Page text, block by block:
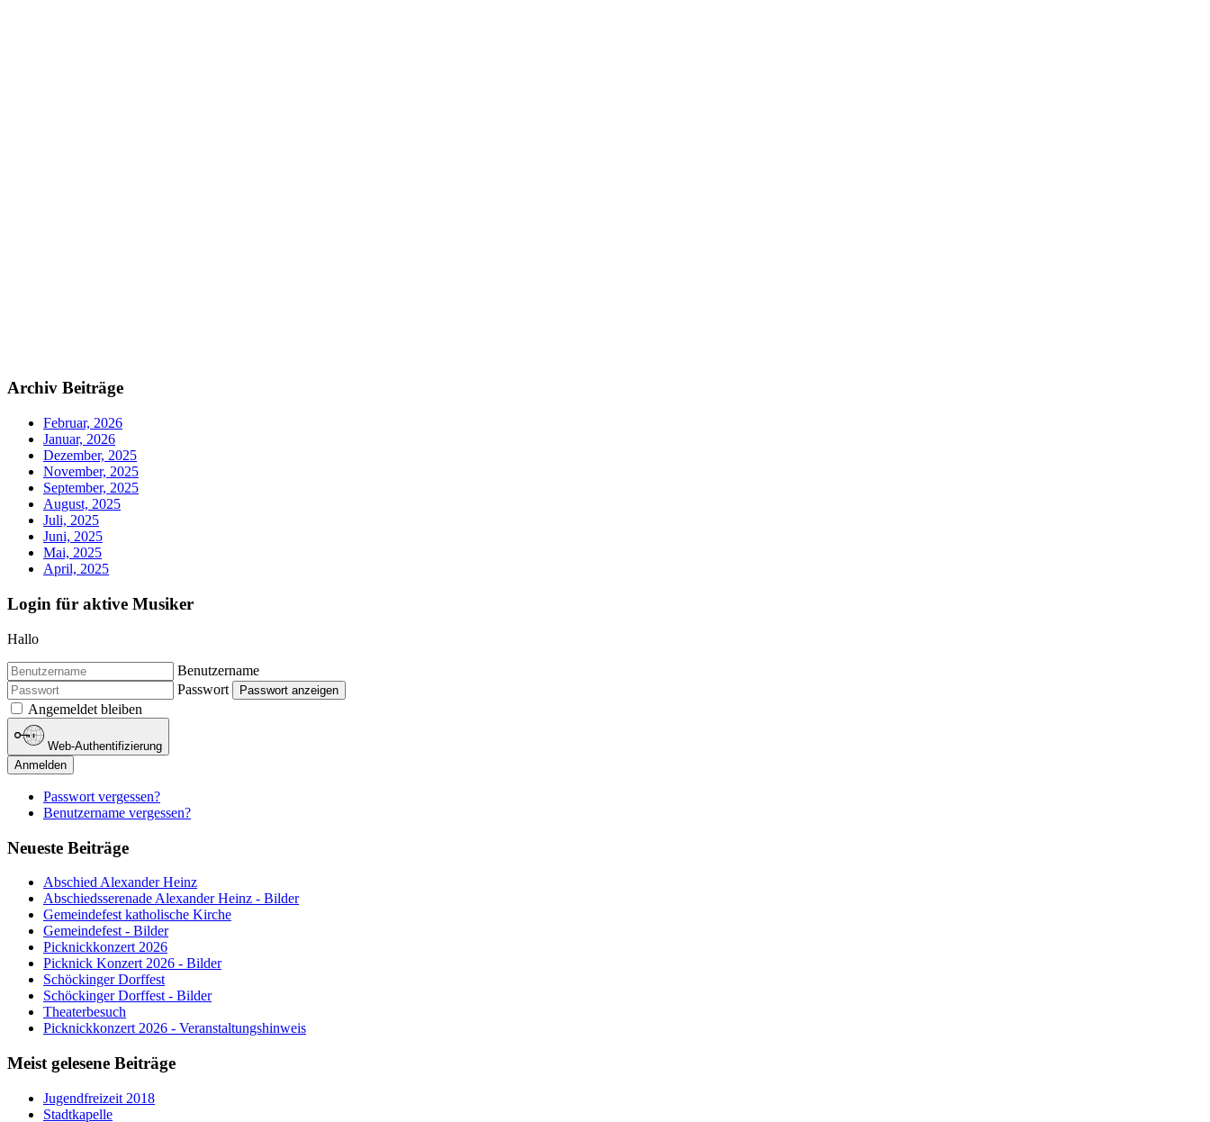
Archiv Beiträge
Februar, 2026
Januar, 2026
Dezember, 2025
November, 2025
September, 2025
August, 2025
Juli, 2025
Juni, 2025
Mai, 2025
April, 2025
Login für aktive Musiker
Hallo
Benutzername
Passwort
Passwort anzeigen
Angemeldet bleiben
Web-Authentifizierung
Anmelden
Passwort vergessen?
Benutzername vergessen?
Neueste Beiträge
Abschied Alexander Heinz
Abschiedsserenade Alexander Heinz - Bilder
Gemeindefest katholische Kirche
Gemeindefest - Bilder
Picknickkonzert 2026
Picknick Konzert 2026 - Bilder
Schöckinger Dorffest
Schöckinger Dorffest - Bilder
Theaterbesuch
Picknickkonzert 2026 - Veranstaltungshinweis
Meist gelesene Beiträge
Jugendfreizeit 2018
Stadtkapelle